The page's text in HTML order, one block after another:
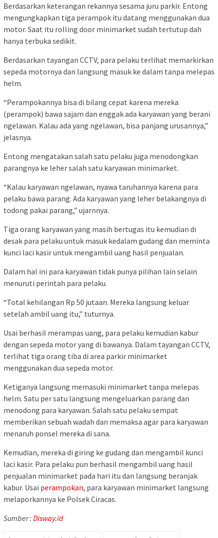
Berdasarkan keterangan rekannya sesama juru parkir. Entong
mengungkapkan tiga perampok itu datang menggunakan dua
motor. Saat itu rolling door minimarket sudah tertutup dah
hanya terbuka sedikit.
Berdasarkan tayangan CCTV, para pelaku terlihat memarkirkan
sepeda motornya dan langsung masuk ke dalam tanpa melepas
helm.
“Perampokannya bisa di bilang cepat karena mereka
(perampok) bawa sajam dan enggak ada karyawan yang berani
ngelawan. Kalau ada yang ngelawan, bisa panjang urusannya,”
jelasnya.
Entong mengatakan salah satu pelaku juga menodongkan
parangnya ke leher salah satu karyawan minimarket.
“Kalau karyawan ngelawan, nyawa taruhannya karena para
pelaku bawa parang. Ada karyawan yang leher belakangnya di
todong pakai parang,” ujarnnya.
Tiga orang karyawan yang masih bertugas itu kemudian di
desak para pelaku untuk masuk kedalam gudang dan meminta
kunci laci kasir untuk mengambil uang hasil penjualan.
Dalam hal ini para karyawan tidak punya pilihan lain selain
menuruti perintah para pelaku.
“Total kehilangan Rp 50 jutaan. Mereka langsung keluar
setelah ambil uang itu,” tuturnya.
Usai berhasil merampas uang, para pelaku kemudian kabur
dengan sepeda motor yang di bawanya. Dalam tayangan CCTV,
terlihat tiga orang tiba di area parkir minimarket
menggunakan dua sepeda motor.
Ketiganya langsung memasuki minimarket tanpa melepas
helm. Satu per satu langsung mengeluarkan parang dan
menodong para karyawan. Salah satu pelaku sempat
memberikan sebuah wadah dan memaksa agar para karyawan
menaruh ponsel mereka di sana.
Kemudian, mereka di giring ke gudang dan mengambil kunci
laci kasir. Para pelaku pun berhasil mengambil uang hasil
penjualan minimarket pada hari itu dan langsung beranjak
kabur. Usai perampokan, para karyawan minimarket langsung
melaporkannya ke Polsek Ciracas.
Sumber : Disway.id